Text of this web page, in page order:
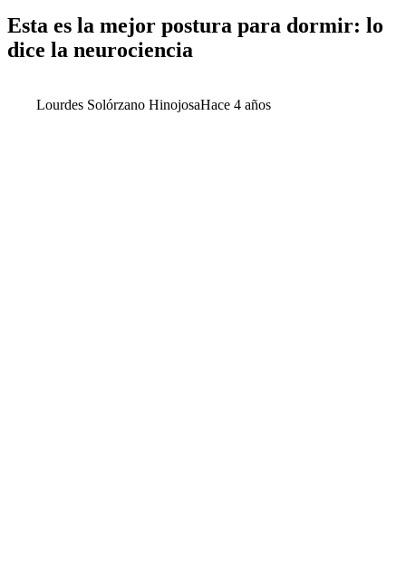
Esta es la mejor postura para dormir: lo
dice la neurociencia
Lourdes Solórzano HinojosaHace 4 años